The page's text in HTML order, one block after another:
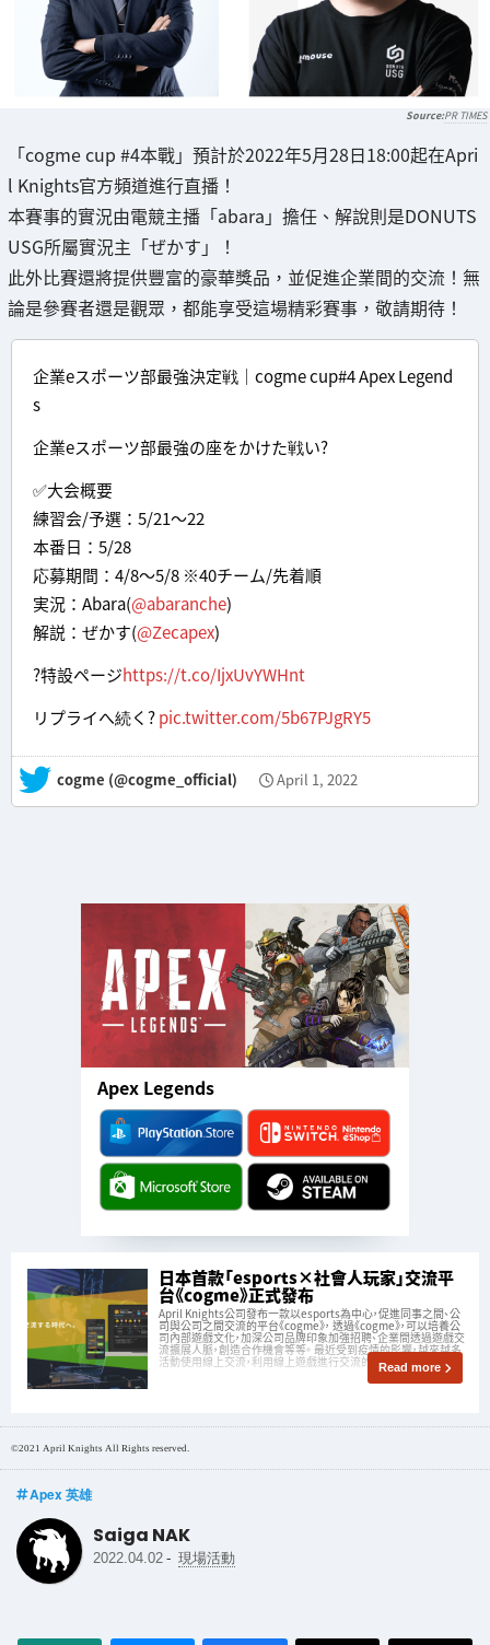
PR TIMES
「cogme cup #4本戰」預計於2022年5月28日18:00起在Apri
l Knights官方頻道進行直播！
本賽事的實況由電競主播「abara」擔任、解說則是DONUTS
USG所屬實況主「ぜかす」！
此外比賽還將提供豐富的豪華獎品，並促進企業間的交流！無
論是參賽者還是觀眾，都能享受這場精彩賽事，敬請期待！
企業eスポーツ部最強決定戦｜cogme cup#4 Apex Legend
s
企業eスポーツ部最強の座をかけた戦い?
✅大会概要
練習会/予選：5/21～22
本番日：5/28
応募期間：4/8～5/8 ※40チーム/先着順
実況：Abara(@abaranche)
解説：ぜかす(@Zecapex)
?特設ページhttps://t.co/IjxUvYWHnt
リプライへ続く?pic.twitter.com/5b67PJgRY5
— cogme (@cogme_official) April 1, 2022
Apex Legends
日本首款「esports×社會人玩家」交流平
台《cogme》正式發布
April Knights公司發布一款以esports為中心，促進同事之間、公
司與公司之間交流的平台《cogme》， 透過《cogme》，可以培養公
司內部遊戲文化，加深公司品牌印象加強招聘、企業間透過遊戲交
流擴展人脈，創造合作機會等等。 最近受到疫情的影響，越來越多
活動使用線上交流，利用線上遊戲進行交流的方式也備受
Read more
©2021 April Knights All Rights reserved.
Apex 英雄
Saiga NAK
2022.04.02 - 現場活動